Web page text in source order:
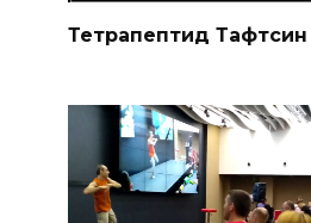
Тетрапептид Тафтсин